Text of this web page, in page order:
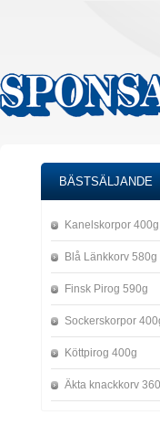
BÄSTSÄLJANDE
Kanelskorpor 400g
Blå Länkkorv 580g
Finsk Pirog 590g
Sockerskorpor
Köttpirog 400g
Äkta knackkorv